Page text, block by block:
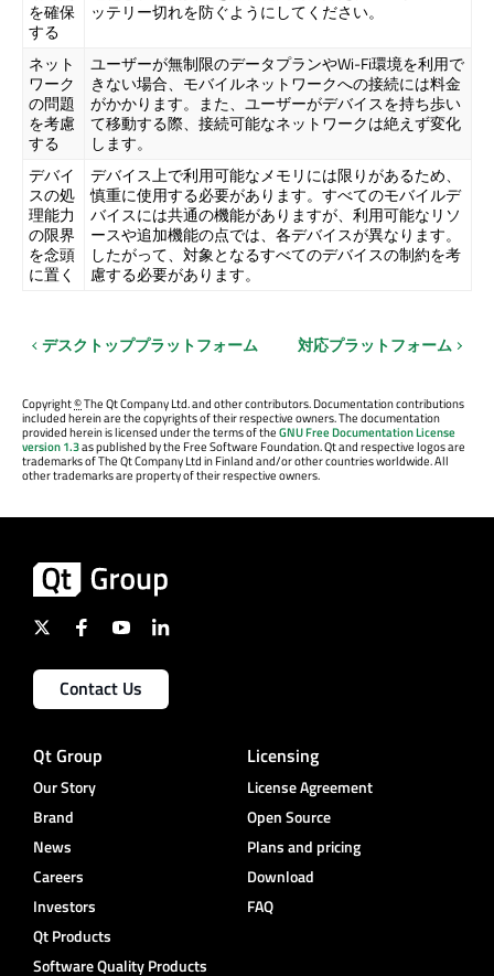
を確保
する
ッテリー切れを防ぐようにしてください。
ネット
ワーク
の問題
を考慮
する
ユーザーが無制限のデータプランやWi-Fi環境を利用で
きない場合、モバイルネットワークへの接続には料金
がかかります。また、ユーザーがデバイスを持ち歩い
て移動する際、接続可能なネットワークは絶えず変化
します。
デバイ
スの処
理能力
の限界
を念頭
に置く
デバイス上で利用可能なメモリには限りがあるため、
慎重に使用する必要があります。すべてのモバイルデ
バイスには共通の機能がありますが、利用可能なリソ
ースや追加機能の点では、各デバイスが異なります。
したがって、対象となるすべてのデバイスの制約を考
慮する必要があります。
デスクトッププラットフォーム 対応プラットフォーム
Copyright©The Qt Company Ltd. and other contributors. Documentation contributions
included herein are the copyrights of their respective owners. The documentation
provided herein is licensed under the terms of theGNU Free Documentation License
version 1.3as published by the Free Software Foundation. Qt and respective logos are
trademarks of The Qt Company Ltd in Finland and/or other countries worldwide. All
other trademarks are property of their respective owners.
Contact Us
Qt Group
Our Story
Brand
News
Careers
Investors
Qt Products
Software Quality Products
Licensing
License Agreement
Open Source
Plans and pricing
Download
FAQ